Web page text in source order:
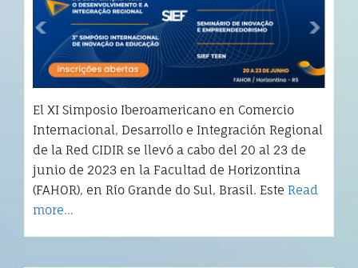
El XI Simposio Iberoamericano en Comercio
Internacional, Desarrollo e Integración Regional
de la Red CIDIR se llevó a cabo del 20 al 23 de
junio de 2023 en la Facultad de Horizontina
(FAHOR), en Río Grande do Sul, Brasil. Este Read
more…